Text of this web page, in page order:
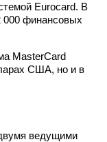
Eurocard. В
000 финансовых
MasterCard
США, но и в
ведущими